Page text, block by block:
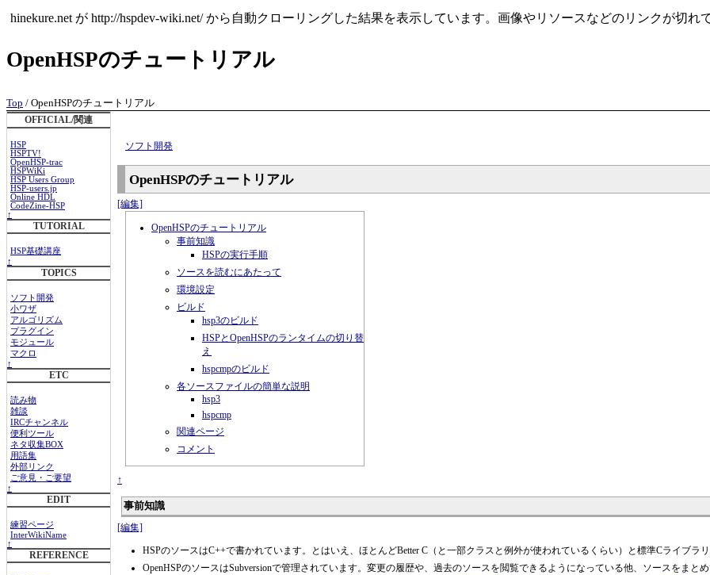
hinekure.net が http://hspdev-wiki.net/ から自動クローリングした結果を表示しています。画像やリソースなどのリンクが切れ
OpenHSPのチュートリアル
Top / OpenHSPのチュートリアル
OFFICIAL/関連
HSP
HSPTV!
OpenHSP-trac
HSPWiKi
HSP Users Group
HSP-users.jp
Online HDL
CodeZine-HSP
↑
TUTORIAL
HSP基礎講座
↑
TOPICS
ソフト開発
小ワザ
アルゴリズム
プラグイン
モジュール
マクロ
↑
ETC
読み物
雑談
IRCチャンネル
便利ツール
ネタ収集BOX
用語集
外部リンク
ご意見・ご要望
↑
EDIT
練習ページ
InterWikiName
↑
REFERENCE
ソフト開発
OpenHSPのチュートリアル
[編集]
OpenHSPのチュートリアル
事前知識
HSPの実行手順
ソースを読むにあたって
環境設定
ビルド
hsp3のビルド
HSPとOpenHSPのランタイムの切り替
え
hspcmpのビルド
各ソースファイルの簡単な説明
hsp3
hspcmp
関連ページ
コメント
↑
事前知識
[編集]
HSPのソースはC++で書かれています。とはいえ、ほとんどBetter C（と一部クラスと例外が使われているくらい）と標準Cライブラリ
OpenHSPのソースはSubversionで管理されています。変更の履歴や、過去のソースを閲覧できるようになっている他、ソースをまと